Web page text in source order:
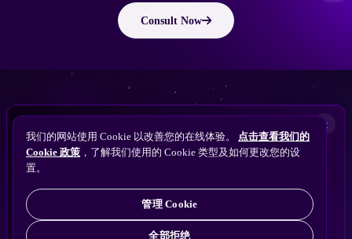
Consult Now
版权所有 © 2010 ~ 2026 隽永东方/EastDigi--专注企业海外业务增长
备案号：苏ICP备14005285号-11
我们的网站使用 Cookie 以改善您的在线体验。 点击查看我们的
Cookie 政策 ，了解我们使用的 Cookie 类型及如何更改您的设
置。
管理 Cookie
全部拒绝
×
Perplexity
Claude
ChatGPT
搜索找到您的独立站？
免费获取隽永东方 SEO / AEO / GEO 独立站可见